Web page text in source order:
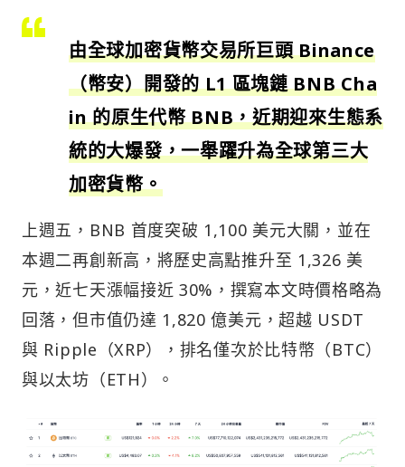
由全球加密貨幣交易所巨頭 Binance
（幣安）開發的 L1 區塊鏈 BNB Cha
in 的原生代幣 BNB，近期迎來生態系
統的大爆發，一舉躍升為全球第三大
加密貨幣。
上週五，BNB 首度突破 1,100 美元大關，並在
本週二再創新高，將歷史高點推升至 1,326 美
元，近七天漲幅接近 30%，撰寫本文時價格略為
回落，但市值仍達 1,820 億美元，超越 USDT
與 Ripple（XRP），排名僅次於比特幣（BTC）
與以太坊（ETH）。